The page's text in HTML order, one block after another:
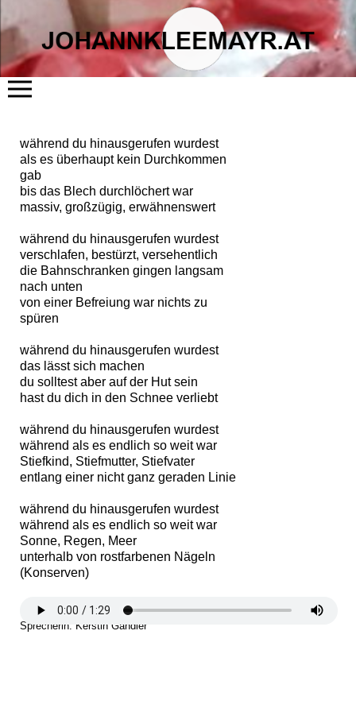
LITERATUR
KUNST
BLOG
KONTAKT
während du hinausgerufen wurdest
als es überhaupt kein Durchkommen
gab
bis das Blech durchlöchert war
massiv, großzügig, erwähnenswert
während du hinausgerufen wurdest
verschlafen, bestürzt, versehentlich
die Bahnschranken gingen langsam
nach unten
von einer Befreiung war nichts zu
spüren
während du hinausgerufen wurdest
das lässt sich machen
du solltest aber auf der Hut sein
hast du dich in den Schnee verliebt
während du hinausgerufen wurdest
während als es endlich so weit war
Stiefkind, Stiefmutter, Stiefvater
entlang einer nicht ganz geraden Linie
während du hinausgerufen wurdest
während als es endlich so weit war
Sonne, Regen, Meer
unterhalb von rostfarbenen Nägeln
(Konserven)
Sprecherin: Kerstin Gandler